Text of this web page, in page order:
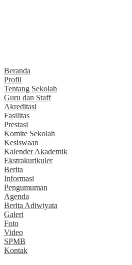
Beranda
Profil
Tentang Sekolah
Guru dan Staff
Akreditasi
Fasilitas
Prestasi
Komite Sekolah
Kesiswaan
Kalender Akademik
Ekstrakurikuler
Berita
Informasi
Pengumuman
Agenda
Berita Adiwiyata
Galeri
Foto
Video
SPMB
Kontak